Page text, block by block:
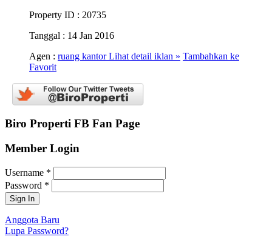
Property ID : 20735
Tanggal : 14 Jan 2016
Agen : ruang kantorLihat detail iklan » Tambahkan ke
Favorit
Biro Properti FB Fan Page
Member Login
Username *
Password *
Anggota Baru
Lupa Password?